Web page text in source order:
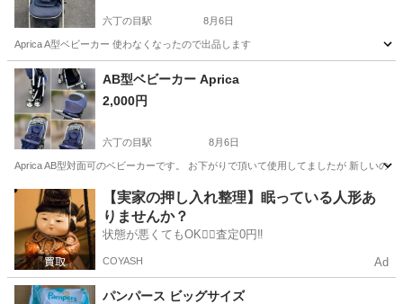
六丁の目駅 8月6日
Aprica A型ベビーカー 使わなくなったので出品します
宮城 仙台市 六丁の目駅
AB型ベビーカー Aprica
2,000円
六丁の目駅 8月6日
Aprica AB型対面可のベビーカーです。 お下がりで頂いて使用してましたが 新しいのを
宮城 仙台市 六丁の目駅 ベビー用品 Aprica
【実家の押し入れ整理】眠っている人形あ
りませんか？
状態が悪くてもOK🙆‍♀️査定0円‼️
COYASH Ad
パンパース ビッグサイズ